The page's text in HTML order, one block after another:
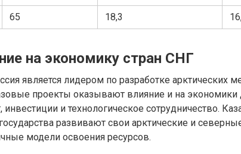
65 18,3
на экономику стран СНГ
является лидером по разработке арктических
проекты оказывают влияние и на экономики
инвестиции и технологическое сотрудничество.
развивают свои арктические и
модели освоения ресурсов.